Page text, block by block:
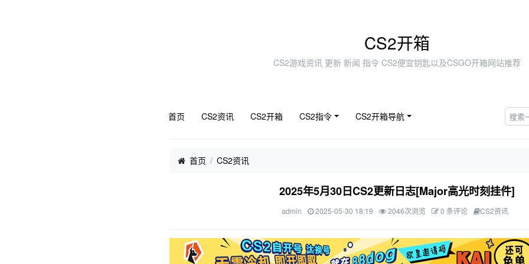
CS2开箱
CS2游戏资讯 更新 新闻 指令 CS2便宜钥匙以及CSGO开箱网站推荐
首页 CS2资讯 CS2开箱 CS2指令 CS2开箱导航
首页 CS2资讯
2025年5月30日CS2更新日志[Major高光时刻挂件]
admin 2025-05-30 18:19 2046次浏览 0 条评论 CS2资讯